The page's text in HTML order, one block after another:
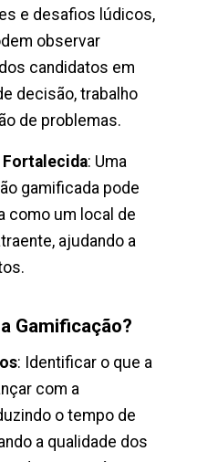
e desafios lúdicos,
observar
candidatos em
decisão, trabalho
de problemas.
Fortalecida: Uma
gamificada pode
como um local de
ajudando a
Gamificação?
: Identificar o que a
com a
o tempo de
a qualidade dos